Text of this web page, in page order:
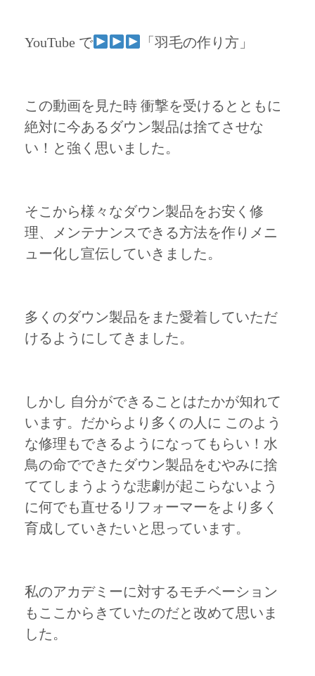
YouTube で 「羽毛の作り方」
この動画を見た時 衝撃を受けるとともに
絶対に今あるダウン製品は捨てさせな
い！と強く思いました。
そこから様々なダウン製品をお安く修
理、メンテナンスできる方法を作りメニ
ュー化し宣伝していきました。
多くのダウン製品をまた愛着していただ
けるようにしてきました。
しかし 自分ができることはたかが知れて
います。だからより多くの人に このよう
な修理もできるようになってもらい！水
鳥の命でできたダウン製品をむやみに捨
ててしまうような悲劇が起こらないよう
に何でも直せるリフォーマーをより多く
育成していきたいと思っています。
私のアカデミーに対するモチベーション
もここからきていたのだと改めて思いま
した。